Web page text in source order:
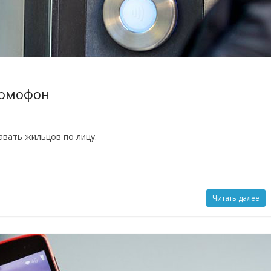
жильцов по лицу.
Читать далее